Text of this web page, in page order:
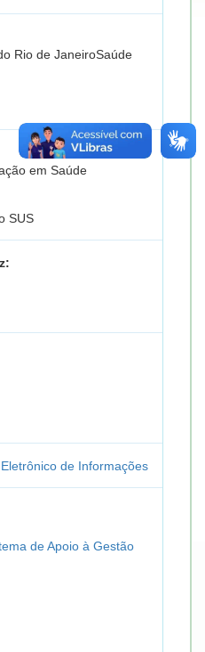
Rio de JaneiroSaúde
em Saúde
SUS
de Informações
de Apoio à Gestão